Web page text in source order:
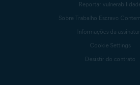
Reportar
Sobre Trabalho Escravo
Informações da
Cookie Settings
Desistir do contrato